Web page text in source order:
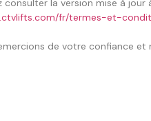
consulter la version mise à jour
fr/termes-et-
de votre confiance